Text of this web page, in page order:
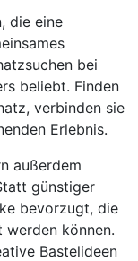
die eine
bei
beliebt. Finden
verbinden sie
Erlebnis.
außerdem
günstiger
bevorzugt, die
können.
Bastelideen